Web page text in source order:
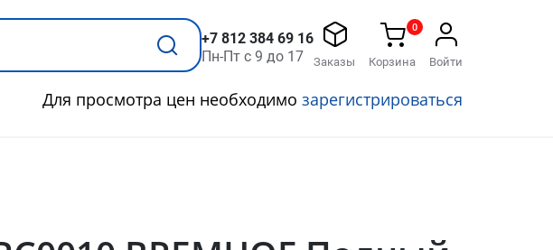
+7 812 384 69 16
Пн-Пт с 9 до 17
Заказы
0
Корзина Войти
Для просмотра цен необходимо зарегистрироваться